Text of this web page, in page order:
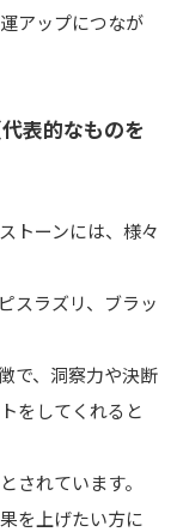
アップにつなが
表的なものを
トーンには、様々
スラズリ、ブラッ
で、洞察力や決断
をしてくれると
されています。
を上げたい方に